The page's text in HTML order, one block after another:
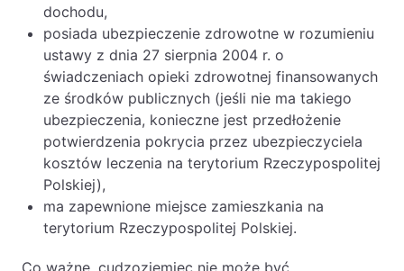
dochodu,
posiada ubezpieczenie zdrowotne w rozumieniu
ustawy z dnia 27 sierpnia 2004 r. o
świadczeniach opieki zdrowotnej finansowanych
ze środków publicznych (jeśli nie ma takiego
ubezpieczenia, konieczne jest przedłożenie
potwierdzenia pokrycia przez ubezpieczyciela
kosztów leczenia na terytorium Rzeczypospolitej
Polskiej),
ma zapewnione miejsce zamieszkania na
terytorium Rzeczypospolitej Polskiej.
Co ważne, cudzoziemiec nie może być